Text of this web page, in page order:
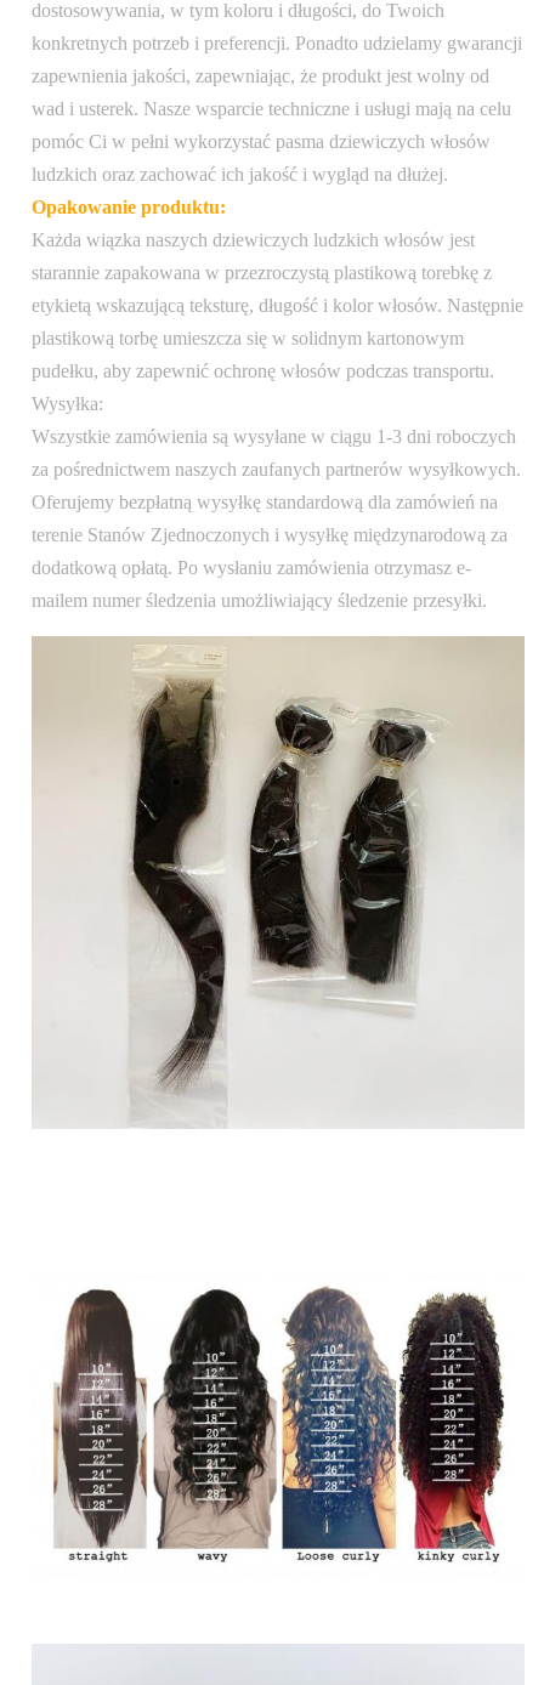
Wysyłka:
przetwarzane w ciągu 1-2 dni roboczych i
wysyłane pocztą priorytetową USPS,
wysyłka międzynarodowa dostępna za
dodatkową opłatą
dostosowywania, w tym koloru i długości, do Twoich
konkretnych potrzeb i preferencji. Ponadto udzielamy gwarancji
zapewnienia jakości, zapewniając, że produkt jest wolny od
wad i usterek. Nasze wsparcie techniczne i usługi mają na celu
pomóc Ci w pełni wykorzystać pasma dziewiczych włosów
ludzkich oraz zachować ich jakość i wygląd na dłużej.
Opakowanie produktu:
Każda wiązka naszych dziewiczych ludzkich włosów jest
starannie zapakowana w przezroczystą plastikową torebkę z
etykietą wskazującą teksturę, długość i kolor włosów. Następnie
plastikową torbę umieszcza się w solidnym kartonowym
pudełku, aby zapewnić ochronę włosów podczas transportu.
Wysyłka:
Wszystkie zamówienia są wysyłane w ciągu 1-3 dni roboczych
za pośrednictwem naszych zaufanych partnerów wysyłkowych.
Oferujemy bezpłatną wysyłkę standardową dla zamówień na
terenie Stanów Zjednoczonych i wysyłkę międzynarodową za
dodatkową opłatą. Po wysłaniu zamówienia otrzymasz e-
mailem numer śledzenia umożliwiający śledzenie przesyłki.